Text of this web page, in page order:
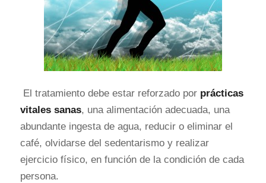
El tratamiento debe estar reforzado por prácticas
vitales sanas, una alimentación adecuada, una
abundante ingesta de agua, reducir o eliminar el
café, olvidarse del sedentarismo y realizar
ejercicio físico, en función de la condición de cada
persona.